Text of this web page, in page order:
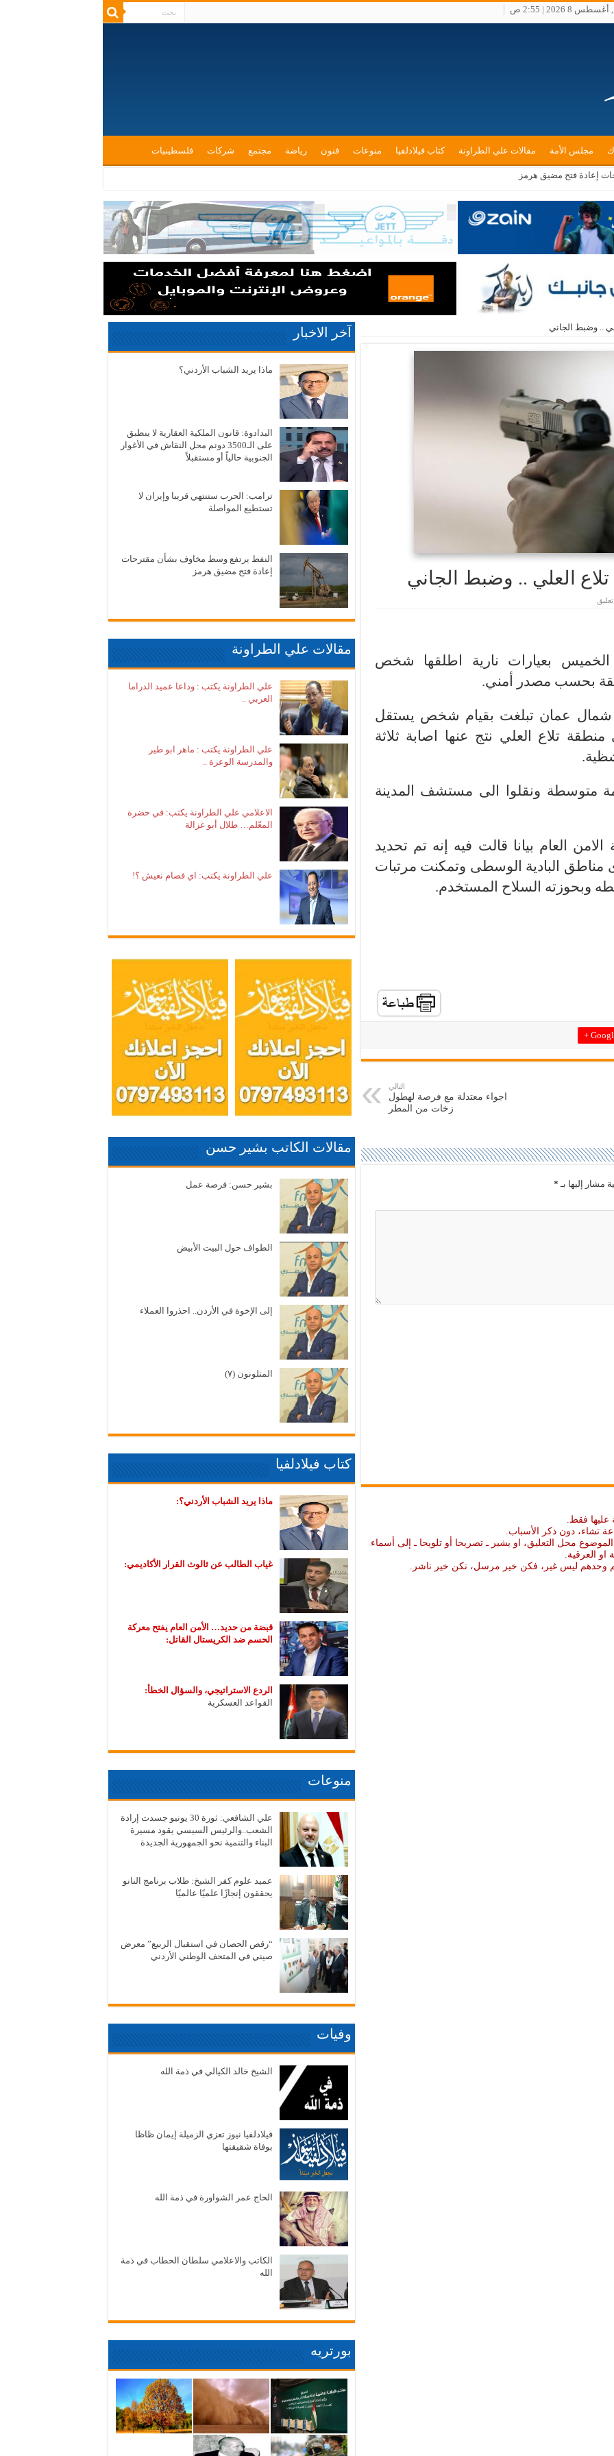
8 2026 | 2:55 ص
مجلس الأمة مقالات علي الطراونة كتاب فيلادلفيا منوعات فنون رياضة مجتمع شركات فلسطينيات
إعادة فتح مضيق هرمز
في بناء السردية الأردنية” الأحد المقبل
الخميس بعيارات نارية اطلقها شخص
بحسب مصدر أمني.
شمال عمان تبلغت بقيام شخص يستقل
تلاع العلي نتج عنها اصابة ثلاثة
متوسطة ونقلوا الى مستشف المدينة
العام بيانا قالت فيه إنه تم تحديد
مناطق البادية الوسطى وتمكنت مرتبات
وبحوزته السلاح المستخدم.
Google
التالي
اجواء معتدلة مع فرصة لهطول
زخات من المطر
مشار إليها بـ *
عليها فقط.
تشاء، دون ذكر الأسباب.
محل التعليق، او يشير ـ تصريحا أو تلويحا ـ إلى أسماء
او العرقية.
وحدهم ليس غير، فكن خير مرسل، نكن خير ناشر.
آخر الاخبار
ماذا يريد الشباب الأردني؟
البدادوة: قانون الملكية العقارية لا ينطبق
على الـ3500 دونم محل النقاش في الأغوار
الجنوبية حالياً أو مستقبلاً
ترامب: الحرب ستنتهي قريبا وإيران لا
تستطيع المواصلة
النفط يرتفع وسط مخاوف بشأن مقترحات
إعادة فتح مضيق هرمز
مقالات علي الطراونة
علي الطراونة يكتب : وداعا عميد الدراما
العربي ..
علي الطراونة يكتب : ماهر ابو طير
والمدرسة الوعرة ..
الاعلامي علي الطراونة يكتب: في حضرة
المعّلم… طلال أبو غزالة
علي الطراونة يكتب: اي فصام نعيش ؟!
مقالات الكاتب بشير حسن
بشير حسن: فرصة عمل
الطواف حول البيت الأبيض
إلى الإخوة في الأردن.. احذروا العملاء
المتلونون (٧)
كتاب فيلادلفيا
ماذا يريد الشباب الأردني؟:
غياب الطالب عن ثالوث القرار الأكاديمي:
قبضة من حديد… الأمن العام يفتح معركة
الحسم ضد الكريستال القاتل:
الردع الاستراتيجي، والسؤال الخطأ:
القواعد العسكرية
منوعات
علي الشافعي: ثورة 30 يونيو جسدت إرادة
الشعب..والرئيس السيسي يقود مسيرة
البناء والتنمية نحو الجمهورية الجديدة
عميد علوم كفر الشيخ: طلاب برنامج النانو
يحققون إنجازًا علميًا عالميًا
“رقص الحصان في استقبال الربيع” معرض
صيني في المتحف الوطني الأردني
وفيات
الشيخ خالد الكيالي في ذمة الله
فيلادلفيا نيوز تعزي الزميلة إيمان ظاظا
بوفاة شقيقتها
الحاج عمر الشواورة في ذمة الله
الكاتب والاعلامي سلطان الحطاب في ذمة
الله
بورتريه